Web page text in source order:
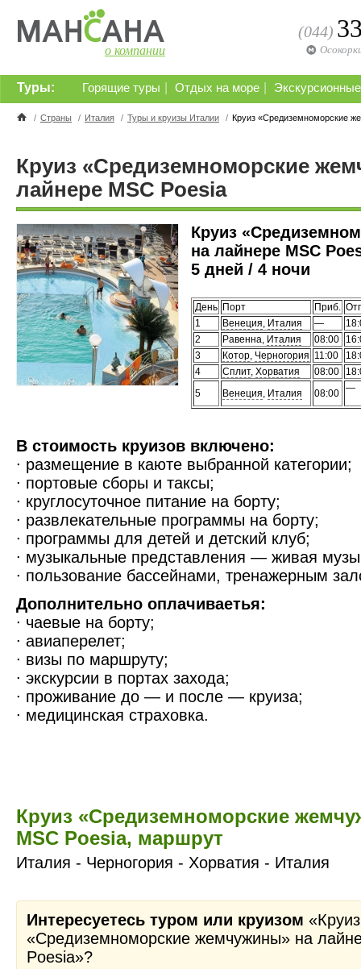
о компании
(044)
Горящие туры Отдых на море
Туры:
/ Страны / Италия / Туры и круизы Италии / Круиз «Средиземноморские
Круиз «Средиземноморские
лайнере MSC Poesia
Круиз
на лайнере MSC
5 дней / 4 ночи
День Порт Приб.
1
Венеция, Италия —
2
Равенна, Италия 08:00
3
Котор, Черногория 11:00
4
Сплит, Хорватия 08:00
5
Венеция, Италия 08:00 —
В стоимость круизов включено:
∙ размещение в каюте выбранной категории;
∙ портовые сборы и таксы;
∙ круглосуточное питание на борту;
∙ развлекательные программы на борту;
∙ программы для детей и детский клуб;
∙ музыкальные представления — живая
∙ пользование бассейнами, тренажерным
Дополнительно оплачиваетья:
∙ чаевые на борту;
∙ авиаперелет;
∙ визы по маршруту;
∙ экскурсии в портах захода;
∙ проживание до — и после — круиза;
∙ медицинская страховка.
Круиз «Средиземноморские
MSC Poesia, маршрут
Италия - Черногория - Хорватия - Италия
Интересуетесь туром или круизом «Круиз
«Средиземноморские жемчужины» на
Poesia»?